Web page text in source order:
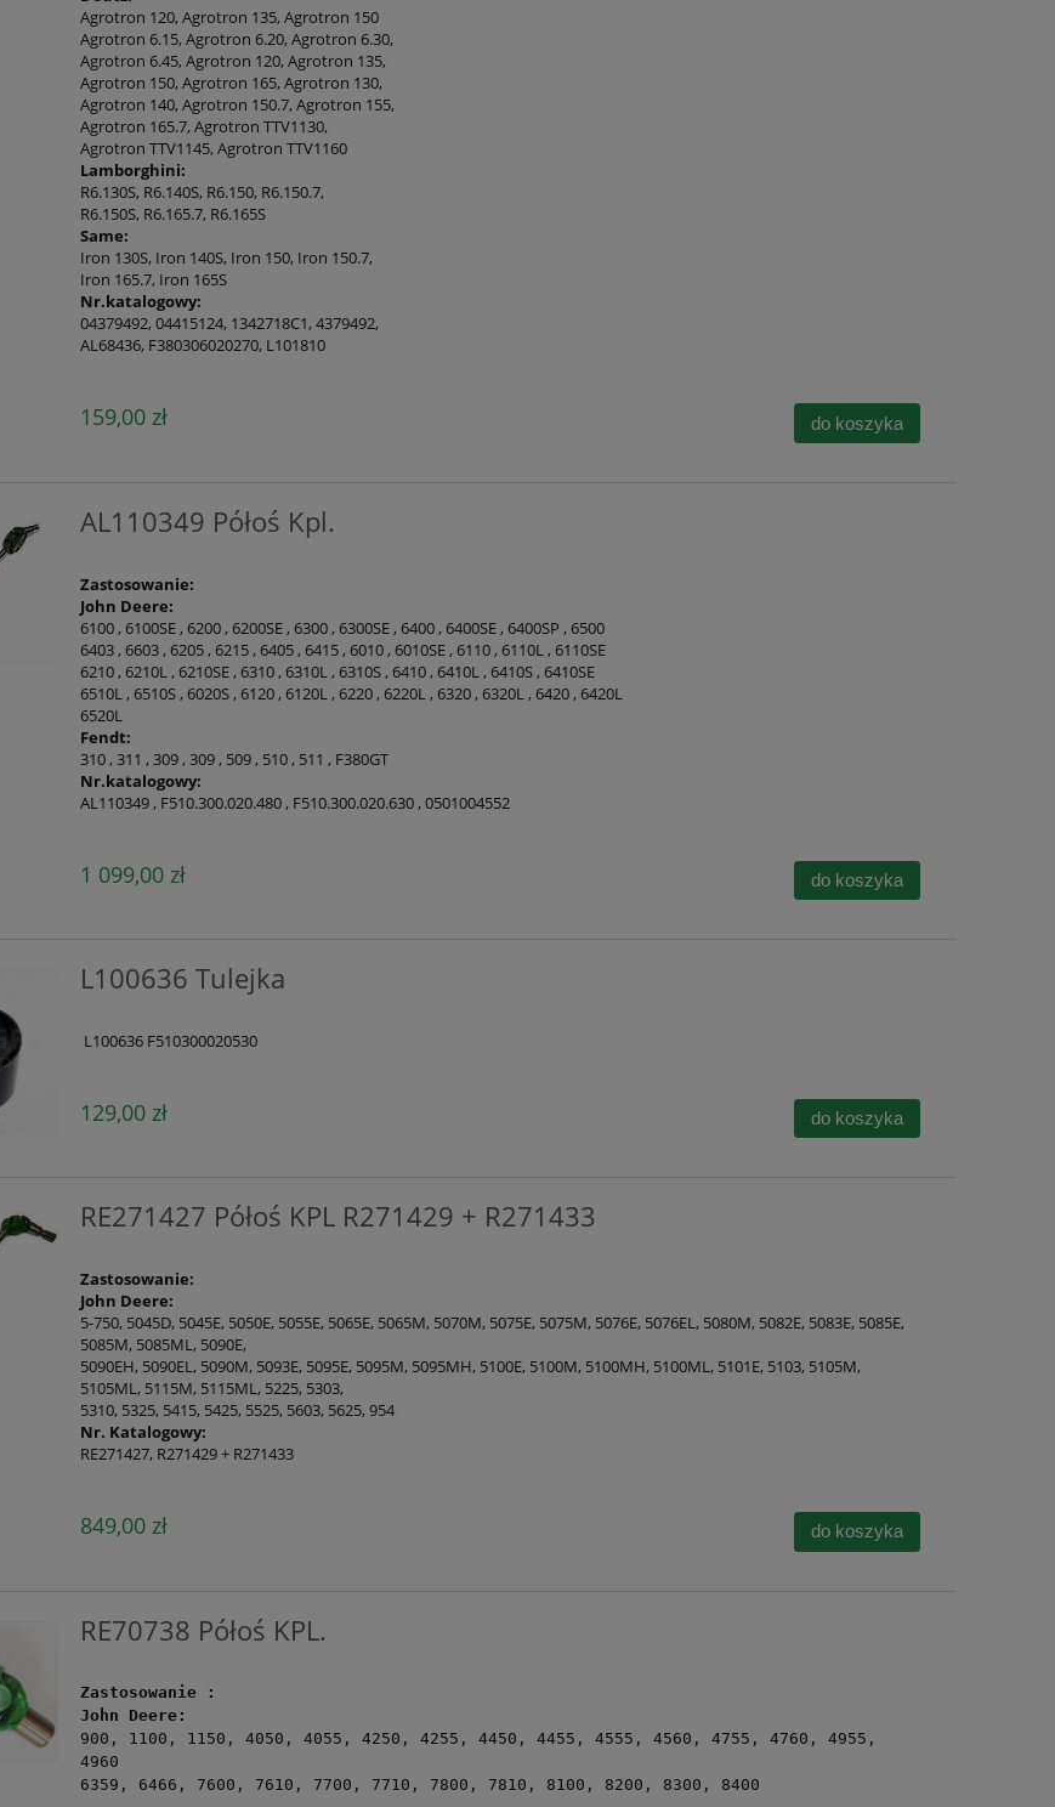
Agrotron 120, Agrotron 135, Agrotron 150
Agrotron 6.15, Agrotron 6.20, Agrotron 6.30,
Agrotron 6.45, Agrotron 120, Agrotron 135,
Agrotron 150, Agrotron 165, Agrotron 130,
Agrotron 140, Agrotron 150.7, Agrotron 155,
Agrotron 165.7, Agrotron TTV1130,
Agrotron TTV1145, Agrotron TTV1160
Lamborghini:
R6.130S, R6.140S, R6.150, R6.150.7,
R6.150S, R6.165.7, R6.165S
Same:
Iron 130S, Iron 140S, Iron 150, Iron 150.7,
Iron 165.7, Iron 165S
Nr.katalogowy:
04379492, 04415124, 1342718C1, 4379492,
AL68436, F380306020270, L101810
159,00 zł do koszyka
AL110349 Półoś Kpl.
Zastosowanie:
John Deere:
6100 , 6100SE , 6200 , 6200SE , 6300 , 6300SE , 6400 , 6400SE , 6400SP , 6500
6403 , 6603 , 6205 , 6215 , 6405 , 6415 , 6010 , 6010SE , 6110 , 6110L , 6110SE
6210 , 6210L , 6210SE , 6310 , 6310L , 6310S , 6410 , 6410L , 6410S , 6410SE
6510L , 6510S , 6020S , 6120 , 6120L , 6220 , 6220L , 6320 , 6320L , 6420 , 6420L
6520L
Fendt:
310 , 311 , 309 , 309 , 509 , 510 , 511 , F380GT
Nr.katalogowy:
AL110349 , F510.300.020.480 , F510.300.020.630 , 0501004552
1 099,00 zł do koszyka
L100636 Tulejka
L100636 F510300020530
129,00 zł do koszyka
RE271427 Półoś KPL R271429 + R271433
Zastosowanie:
John Deere:
5-750, 5045D, 5045E, 5050E, 5055E, 5065E, 5065M, 5070M, 5075E, 5075M, 5076E, 5076EL, 5080M, 5082E, 5083E, 5085E,
5085M, 5085ML, 5090E,
5090EH, 5090EL, 5090M, 5093E, 5095E, 5095M, 5095MH, 5100E, 5100M, 5100MH, 5100ML, 5101E, 5103, 5105M,
5105ML, 5115M, 5115ML, 5225, 5303,
5310, 5325, 5415, 5425, 5525, 5603, 5625, 954
Nr. Katalogowy:
RE271427, R271429 + R271433
849,00 zł do koszyka
RE70738 Półoś KPL.
Zastosowanie :
John Deere :
900, 1100, 1150, 4050, 4055, 4250, 4255, 4450, 4455, 4555, 4560, 4755, 4760, 4955,
4960
6359, 6466, 7600, 7610, 7700, 7710, 7800, 7810, 8100, 8200, 8300, 8400